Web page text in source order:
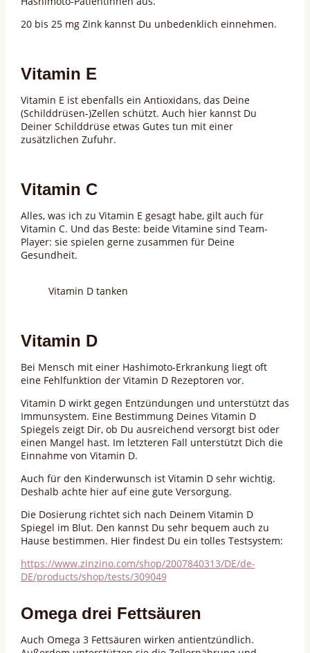
20 bis 25 mg Zink kannst Du unbedenklich einnehmen.
Vitamin E
Vitamin E ist ebenfalls ein Antioxidans, das Deine
(Schilddrüsen-)Zellen schützt. Auch hier kannst Du
Deiner Schilddrüse etwas Gutes tun mit einer
zusätzlichen Zufuhr.
Vitamin C
Alles, was ich zu Vitamin E gesagt habe, gilt auch für
Vitamin C. Und das Beste: beide Vitamine sind Team-
Player: sie spielen gerne zusammen für Deine
Gesundheit.
Vitamin D tanken
Vitamin D
Bei Mensch mit einer Hashimoto-Erkrankung liegt oft
eine Fehlfunktion der Vitamin D Rezeptoren vor.
Vitamin D wirkt gegen Entzündungen und unterstützt das
Immunsystem. Eine Bestimmung Deines Vitamin D
Spiegels zeigt Dir, ob Du ausreichend versorgt bist oder
einen Mangel hast. Im letzteren Fall unterstützt Dich die
Einnahme von Vitamin D.
Auch für den Kinderwunsch ist Vitamin D sehr wichtig.
Deshalb achte hier auf eine gute Versorgung.
Die Dosierung richtet sich nach Deinem Vitamin D
Spiegel im Blut. Den kannst Du sehr bequem auch zu
Hause bestimmen. Hier findest Du ein tolles Testsystem:
https://www.zinzino.com/shop/2007840313/DE/de-
DE/products/shop/tests/309049
Omega drei Fettsäuren
Auch Omega 3 Fettsäuren wirken antientzündlich.